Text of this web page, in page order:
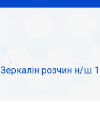
Зеркалін розчин н/ш